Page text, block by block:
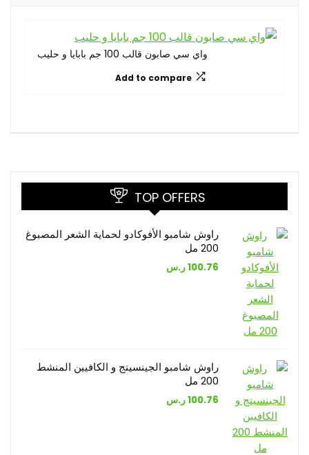
واي سي صابون قالب 100 جم بابايا و حليب
Add to compare
TOP OFFERS
راوش شامبو الأفوكادو لحماية الشعر المصبوغ
200 مل
100.76ر.س
راوش شامبو الجينسينج و الكافيين المنشط
200 مل
100.76ر.س